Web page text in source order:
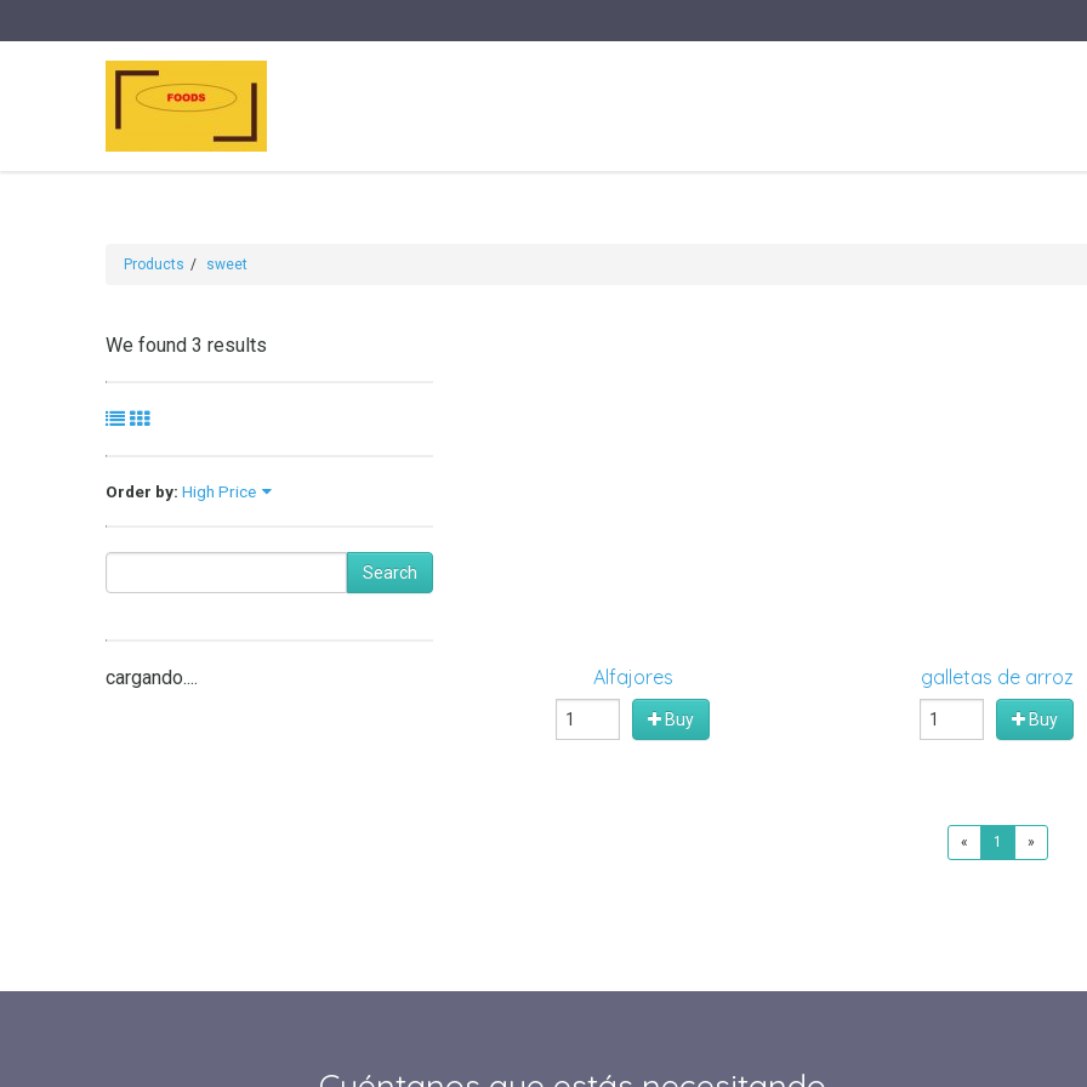
Products sweet
We found 3 results
Order by: High Price
Search
cargando.... Alfajores
Buy
galletas de arroz
Buy
« 1 »